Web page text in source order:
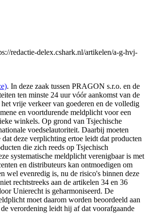
redactie-delex.cshark.nl/artikelen/a-g-hvj-
. In deze zaak tussen PRAGON s.r.o. en de
ten minste 24 uur vóór aankomst van de
vrije verkeer van goederen en de volledig
en voortdurende meldplicht voor een
winkels. Op grond van Tsjechische
voedselautoriteit. Daarbij moeten
deze verplichting ertoe leidt dat producten
die zich reeds op Tsjechisch
systematische meldplicht verenigbaar is met
en distributeurs kan ontmoedigen om
wel evenredig is, nu de risico's binnen deze
rechtstreeks aan de artikelen 34 en 36
Unierecht is geharmoniseerd. De
moet daarom worden beoordeeld aan
verordening leidt hij af dat voorafgaande